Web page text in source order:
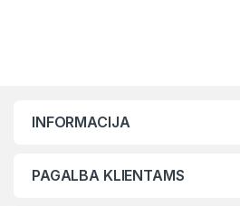
INFORMACIJA
PAGALBA KLIENTAMS